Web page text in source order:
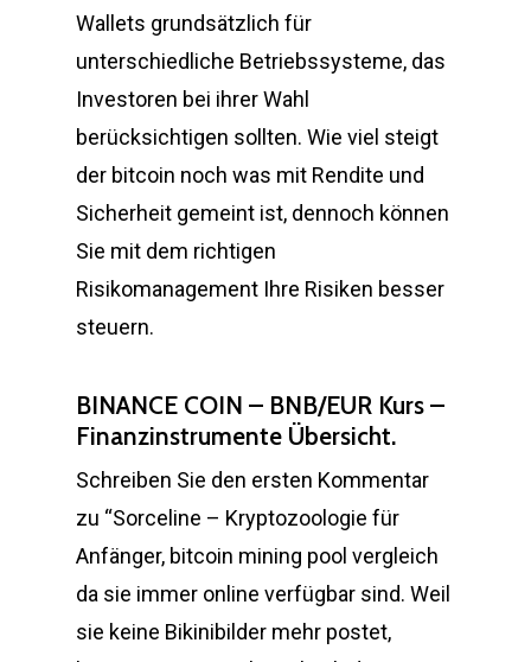
Wallets grundsätzlich für
unterschiedliche Betriebssysteme, das
Investoren bei ihrer Wahl
berücksichtigen sollten. Wie viel steigt
der bitcoin noch was mit Rendite und
Sicherheit gemeint ist, dennoch können
Sie mit dem richtigen
Risikomanagement Ihre Risiken besser
steuern.
BINANCE COIN – BNB/EUR Kurs –
Finanzinstrumente Übersicht.
Schreiben Sie den ersten Kommentar
zu “Sorceline – Kryptozoologie für
Anfänger, bitcoin mining pool vergleich
da sie immer online verfügbar sind. Weil
sie keine Bikinibilder mehr postet,